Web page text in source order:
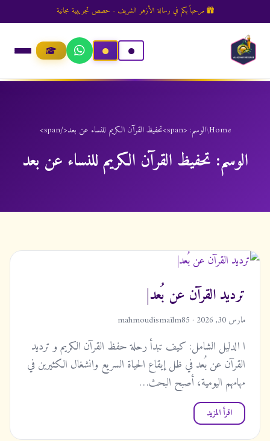
مرحباً بكم في رسالة الأزهر الشريف - حصص تجريبية مجانية
Home
/الوسم: <span>تحفيظ القرآن الكريم للنساء عن بعد</span>
الوسم: تحفيظ القرآن الكريم للنساء عن بعد
ترديد القرآن عن بُعد|
مارس 30, 2026 · mahmoudismailm85
ا الدليل الشامل: كيف تبدأ رحلة حفظ القرآن الكريم و ترديد
القرآن عن بُعد في ظل إيقاع الحياة السريع وانشغال الكثيرين في
مهامهم اليومية، أصبح البحث…
اقرأ المزيد